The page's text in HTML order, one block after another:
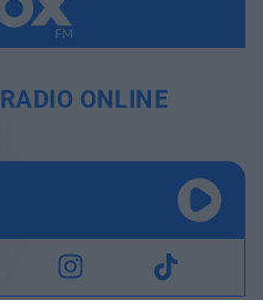
RADIO ONLINE